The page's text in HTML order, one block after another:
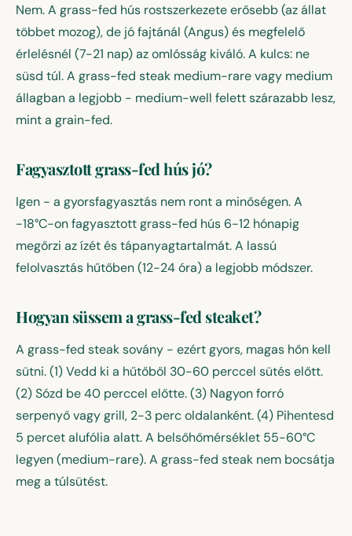
Nem. A grass-fed hús rostszerkezete erősebb (az állat
többet mozog), de jó fajtánál (Angus) és megfelelő
érlelésnél (7-21 nap) az omlósság kiváló. A kulcs: ne
süsd túl. A grass-fed steak medium-rare vagy medium
állagban a legjobb - medium-well felett szárazabb lesz,
mint a grain-fed.
Fagyasztott grass-fed hús jó?
Igen - a gyorsfagyasztás nem ront a minőségen. A
-18°C-on fagyasztott grass-fed hús 6-12 hónapig
megőrzi az ízét és tápanyagtartalmát. A lassú
felolvasztás hűtőben (12-24 óra) a legjobb módszer.
Hogyan süssem a grass-fed steaket?
A grass-fed steak sovány - ezért gyors, magas hőn kell
sütni. (1) Vedd ki a hűtőből 30-60 perccel sütés előtt.
(2) Sózd be 40 perccel előtte. (3) Nagyon forró
serpenyő vagy grill, 2-3 perc oldalanként. (4) Pihentesd
5 percet alufólia alatt. A belsőhőmérséklet 55-60°C
legyen (medium-rare). A grass-fed steak nem bocsátja
meg a túlsütést.